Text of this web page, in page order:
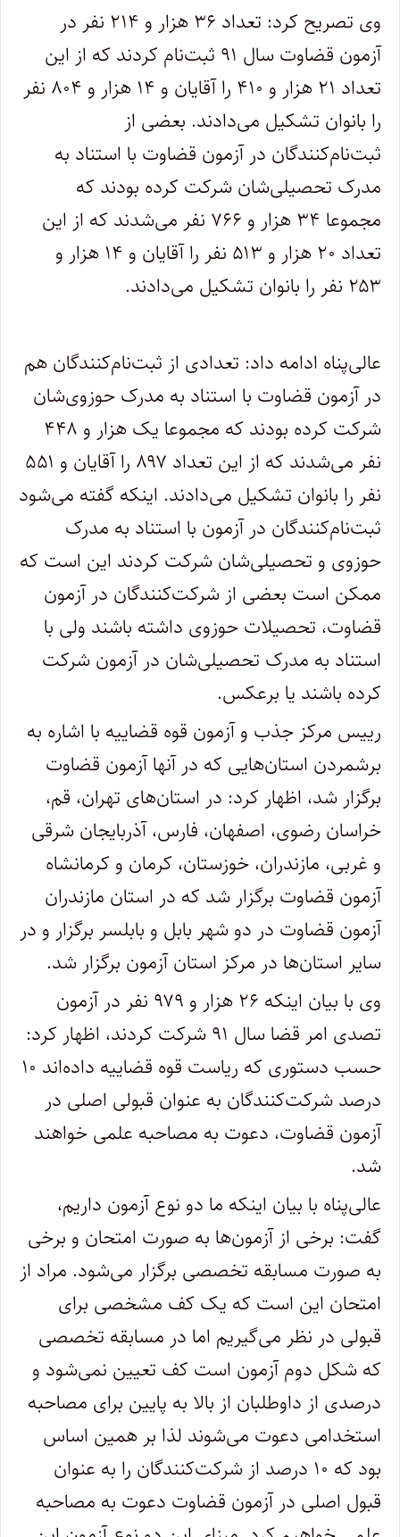
وی تصریح کرد: تعداد ۳۶ هزار و ۲۱۴ نفر در
آزمون قضاوت سال ۹۱ ثبت‌نام کردند که از این
تعداد ۲۱ هزار و ۴۱۰ را آقایان و ۱۴ هزار و ۸۰۴ نفر
را بانوان تشکیل می‌دادند. بعضی از
ثبت‌نام‌کنندگان در آزمون قضاوت با استناد به
مدرک تحصیلی‌شان شرکت کرده بودند که
مجموعا ۳۴ هزار و ۷۶۶ نفر می‌شدند که از این
تعداد ۲۰ هزار و ۵۱۳ نفر را آقایان و ۱۴ هزار و
۲۵۳ نفر را بانوان تشکیل می‌دادند.
عالی‌پناه ادامه داد: تعدادی از ثبت‌نام‌کنندگان هم
در آزمون قضاوت با استناد به مدرک حوزوی‌شان
شرکت کرده بودند که مجموعا یک هزار و ۴۴۸
نفر می‌شدند که از این تعداد ۸۹۷ را آقایان و ۵۵۱
نفر را بانوان تشکیل می‌دادند. اینکه گفته می‌شود
ثبت‌نام‌کنندگان در آزمون با استناد به مدرک
حوزوی و تحصیلی‌شان شرکت کردند این است که
ممکن است بعضی از شرکت‌کنندگان در آزمون
قضاوت، تحصیلات حوزوی داشته باشند ولی با
استناد به مدرک تحصیلی‌شان در آزمون شرکت
کرده باشند یا برعکس.
رییس مرکز جذب و آزمون قوه قضاییه با اشاره به
برشمردن استان‌هایی که در آنها آزمون قضاوت
برگزار شد، اظهار کرد: در استان‌های تهران، قم،
خراسان رضوی، اصفهان، فارس، آذربایجان شرقی
و غربی، ‌مازندران، خوزستان، کرمان و کرمانشاه
آزمون قضاوت برگزار شد که در استان مازندران
آزمون قضاوت در دو شهر بابل و بابلسر برگزار و در
سایر استان‌ها در مرکز استان آزمون برگزار شد.
وی با بیان اینکه ۲۶ هزار و ۹۷۹ نفر در آزمون
تصدی امر قضا سال ۹۱ شرکت کردند، اظهار کرد:
حسب دستوری که ریاست قوه قضاییه داده‌اند ۱۰
درصد شرکت‌کنندگان به عنوان قبولی اصلی در
آزمون قضاوت، دعوت به مصاحبه علمی خواهند
شد.
عالی‌پناه با بیان اینکه ما دو نوع آزمون داریم،
گفت: برخی از آزمون‌ها به صورت امتحان و برخی
به صورت مسابقه تخصصی برگزار می‌شود. مراد از
امتحان این است که یک کف مشخصی برای
قبولی در نظر می‌گیریم اما در مسابقه تخصصی
که شکل دوم آزمون است کف تعیین نمی‌شود و
درصدی از داوطلبان از بالا به پایین برای مصاحبه
استخدامی دعوت می‌شوند لذا بر همین اساس
بود که ۱۰ درصد از شرکت‌کنندگان را به عنوان
قبول اصلی در آزمون قضاوت دعوت به مصاحبه